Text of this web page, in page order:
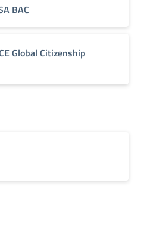
BAC
Global Citizenship